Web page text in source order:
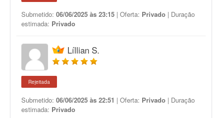
Submetido: 06/06/2025 às 23:15 | Oferta: Privado | Duração
estimada: Privado
Líllian S.
Rejeitada
Submetido: 06/06/2025 às 22:51 | Oferta: Privado | Duração
estimada: Privado